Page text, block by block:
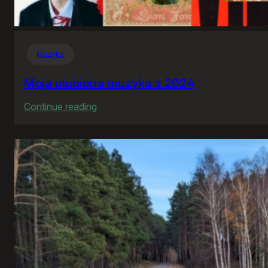
Muzyka
Moja ulubiona muzyka z 2024
Continue reading
ulubiona
muzyka
z
2024